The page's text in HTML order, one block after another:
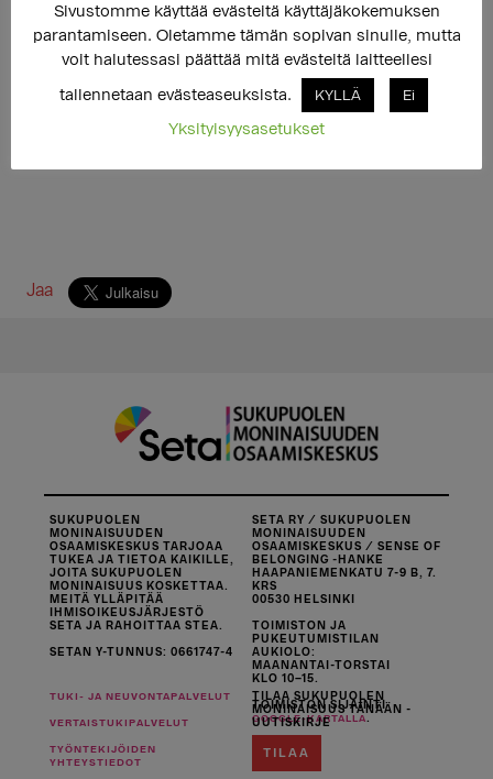
kysymyksiä:
http://www. icj. org/sogi- casebook-
introduction/chapter- six- intersex/
Jaa
SUKUPUOLEN
MONINAISUUDEN
OSAAMISKESKUS TARJOAA
TUKEA JA TIETOA KAIKILLE,
JOITA SUKUPUOLEN
MONINAISUUS KOSKETTAA.
MEITÄ YLLÄPITÄÄ
IHMISOIKEUSJÄRJESTÖ
SETA JA RAHOITTAA STEA.
SETAN Y-TUNNUS: 0661747-4
SETA RY / SUKUPUOLEN
MONINAISUUDEN
OSAAMISKESKUS / SENSE OF
BELONGING -HANKE
HAAPANIEMENKATU 7-9 B, 7.
KRS
00530 HELSINKI
TOIMISTON JA
PUKEUTUMISTILAN
AUKIOLO:
MAANANTAI-TORSTAI
KLO 10–15.
TOIMISTON SIJAINTI
GOOGLE-KARTALLA
TUKI- JA NEUVONTAPALVELUT
VERTAISTUKIPALVELUT
TYÖNTEKIJÖIDEN
YHTEYSTIEDOT
TILAA SUKUPUOLEN
MONINAISUUS TÄNÄÄN -
UUTISKIRJE
TILAA
Sivustomme käyttää evästeitä käyttäjäkokemuksen
parantamiseen. Oletamme tämän sopivan sinulle, mutta
voit halutessasi päättää mitä evästeitä laitteellesi
tallennetaan evästeaseuksista. KYLLÄ Ei
Yksityisyysasetukset